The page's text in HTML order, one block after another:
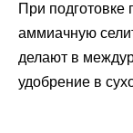
При подготовке
аммиачную
делают в
удобрение в